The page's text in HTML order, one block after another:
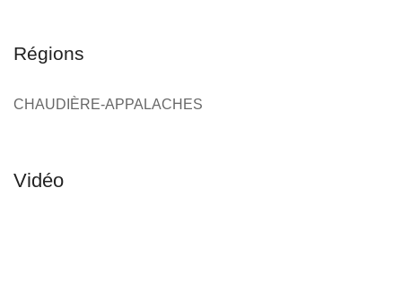
Régions
CHAUDIÈRE-APPALACHES